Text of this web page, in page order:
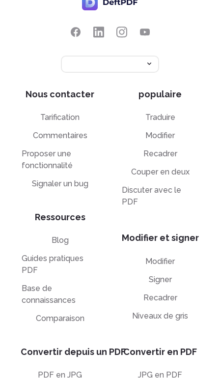
Nous contacter
Tarification
Commentaires
Proposer une
fonctionnalité
Signaler un bug
Ressources
Blog
Guides pratiques
PDF
Base de
connaissances
Comparaison
populaire
Traduire
Modifier
Recadrer
Couper en deux
Discuter avec le
PDF
Modifier et signer
Modifier
Signer
Recadrer
Niveaux de gris
Convertir depuis un PDF
PDF en JPG
Convertir en PDF
JPG en PDF